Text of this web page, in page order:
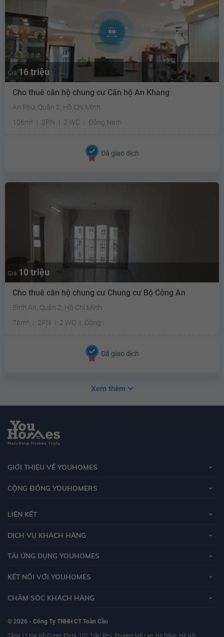
Giá 16 triệu
Cho thuê căn hộ chung cư Căn hộ An Khang
An Phú, Quận 2, Hồ Chí Minh
106m²
3PN 2 WC Đông Nam
Đã giao dịch
Giá 10 triệu
Cho thuê căn hộ chung cư Chung cư Bộ Công An
Bình An, Quận 2, Hồ Chí Minh
76m²
2PN 2 WC Đông
Đã giao dịch
Xem thêm
GIỚI THIỆU VỀ YOUHOMES
CỘNG ĐỒNG YOUHOMERS
LIÊN KẾT
DỊCH VỤ KHÁCH HÀNG
TẢI ỨNG DỤNG YOUHOMES
KẾT NỐI VỚI YOUHOMES
CHĂM SÓC KHÁCH HÀNG
© 2026 - Công Ty TNHH CT Toàn Cầu